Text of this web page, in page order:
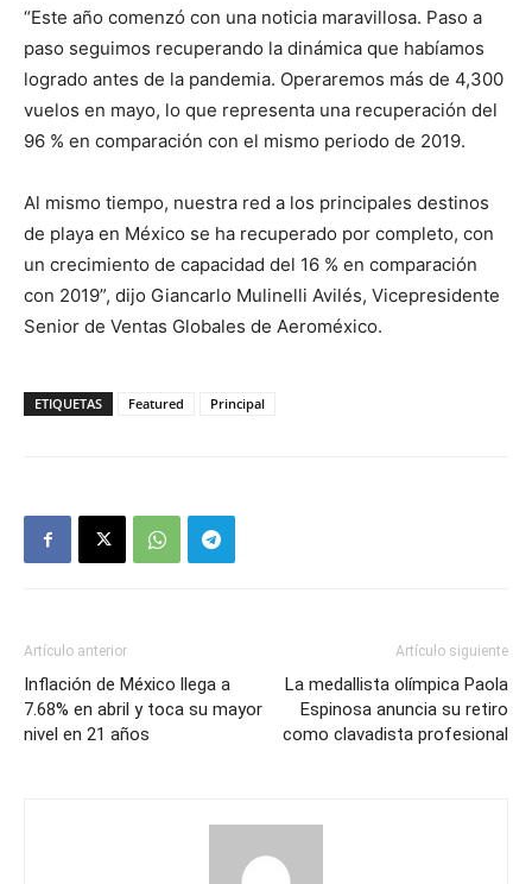
“Este año comenzó con una noticia maravillosa. Paso a
paso seguimos recuperando la dinámica que habíamos
logrado antes de la pandemia. Operaremos más de 4,300
vuelos en mayo, lo que representa una recuperación del
96 % en comparación con el mismo periodo de 2019.
Al mismo tiempo, nuestra red a los principales destinos
de playa en México se ha recuperado por completo, con
un crecimiento de capacidad del 16 % en comparación
con 2019”, dijo Giancarlo Mulinelli Avilés, Vicepresidente
Senior de Ventas Globales de Aeroméxico.
ETIQUETAS Featured Principal
Artículo anterior
Inflación de México llega a
7.68% en abril y toca su mayor
nivel en 21 años
Artículo siguiente
La medallista olímpica Paola
Espinosa anuncia su retiro
como clavadista profesional